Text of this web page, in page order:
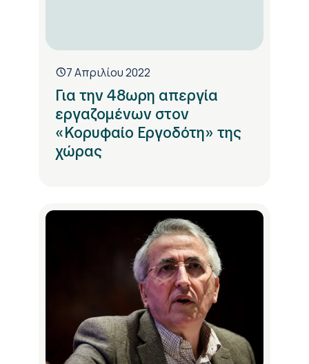
7 Απριλίου 2022
Για την 48ωρη απεργία
εργαζομένων στον
«Κορυφαίο Εργοδότη» της
χώρας